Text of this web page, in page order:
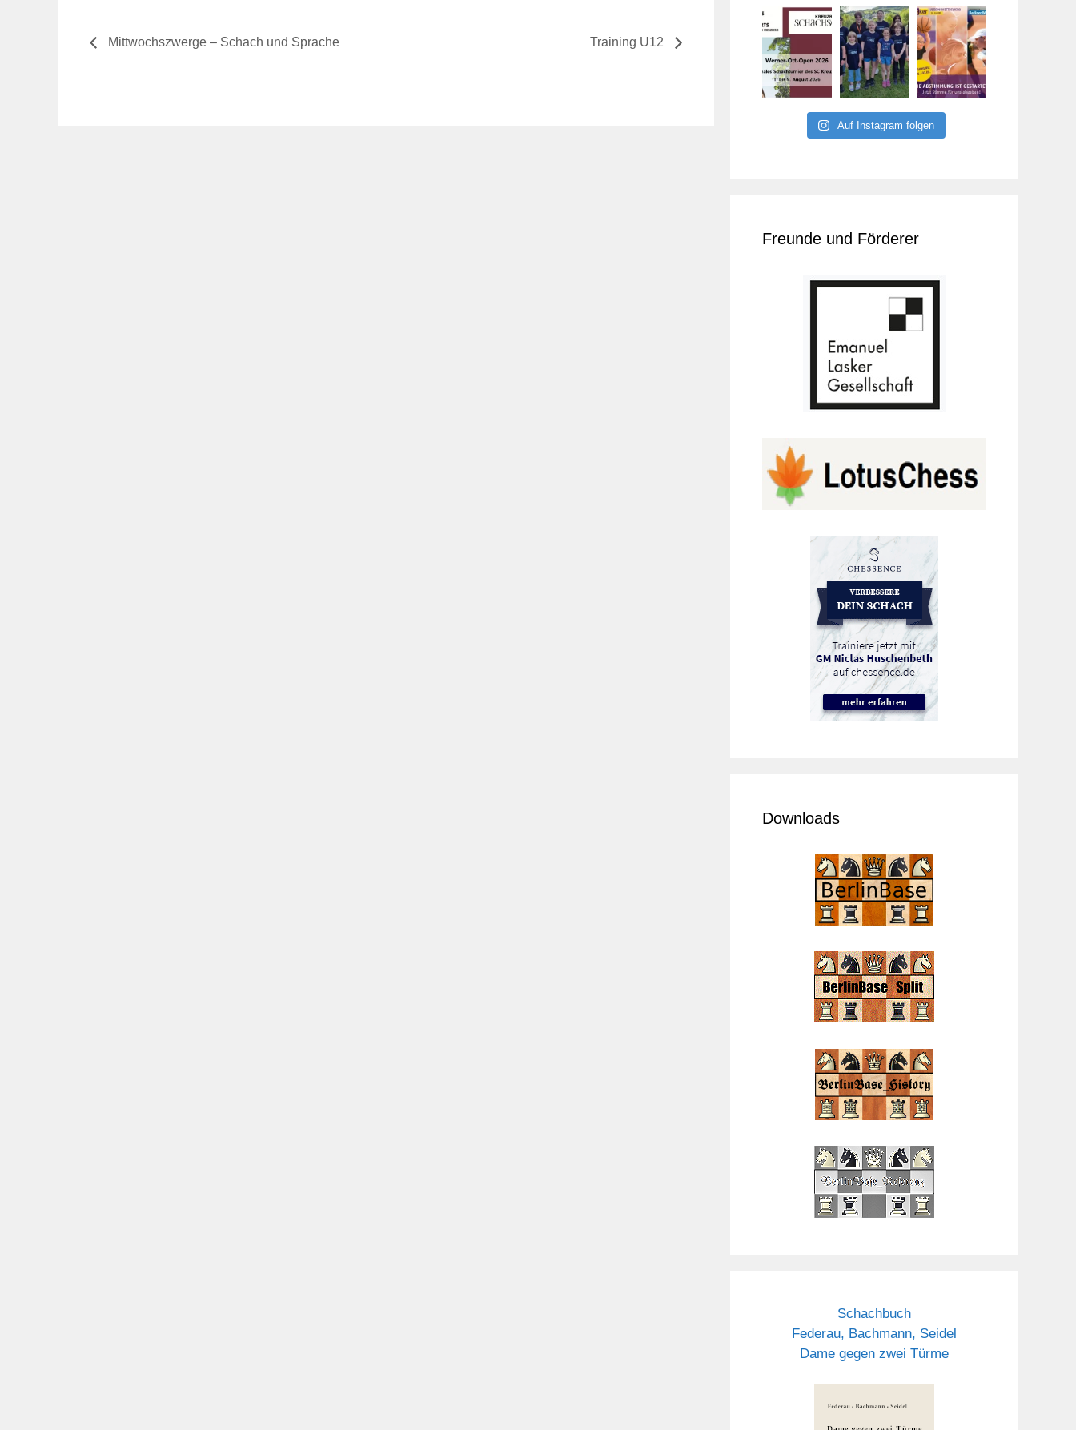
Mittwochszwerge – Schach und Sprache Training U12
Auf Instagram folgen
Freunde und Förderer
Downloads
Schachbuch
Federau, Bachmann, Seidel
Dame gegen zwei Türme